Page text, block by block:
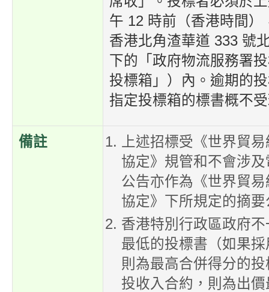
午 12 時前（香港時間）
香港北角渣華道 333 號
下的「政府物流服務署
投標箱」）內。逾期的
指定投標箱的標書概不
備註
上述招標受《世界貿
協定》規管和不會涉
公告亦作為《世界貿
協定》下所規定的摘
香港特別行政區政府
最低的投標書（如果
則為最高合併得分的
投收入合約，則為出